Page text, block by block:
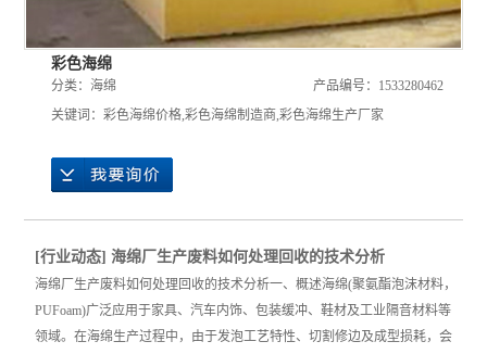
彩色海绵
分类：海绵
产品编号：1533280462
关键词：彩色海绵价格,彩色海绵制造商,彩色海绵生产厂家
[行业动态]海绵厂生产废料如何处理回收的技术分析
海绵厂生产废料如何处理回收的技术分析一、概述海绵(聚氨酯泡沫材料，
PUFoam)广泛应用于家具、汽车内饰、包装缓冲、鞋材及工业隔音材料等
领域。在海绵生产过程中，由于发泡工艺特性、切割修边及成型损耗，会